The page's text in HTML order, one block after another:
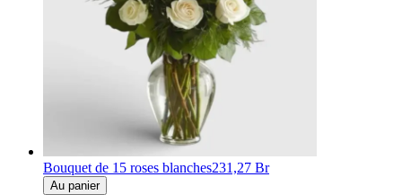
Bouquet de 15 roses blanches231,27 Br
Au panier